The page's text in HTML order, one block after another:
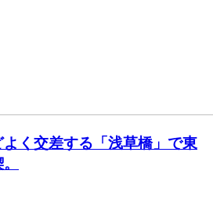
く交差する「浅草橋」で東